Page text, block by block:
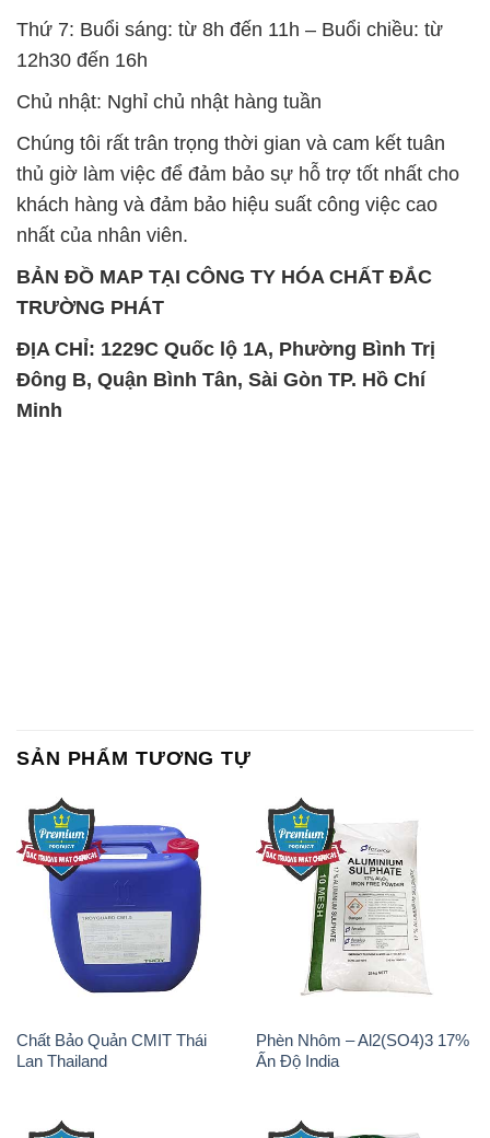
Thứ 7: Buổi sáng: từ 8h đến 11h – Buổi chiều: từ
12h30 đến 16h
Chủ nhật: Nghỉ chủ nhật hàng tuần
Chúng tôi rất trân trọng thời gian và cam kết tuân
thủ giờ làm việc để đảm bảo sự hỗ trợ tốt nhất cho
khách hàng và đảm bảo hiệu suất công việc cao
nhất của nhân viên.
BẢN ĐỒ MAP TẠI CÔNG TY HÓA CHẤT ĐẮC
TRƯỜNG PHÁT
ĐỊA CHỈ: 1229C Quốc lộ 1A, Phường Bình Trị
Đông B, Quận Bình Tân, Sài Gòn TP. Hồ Chí
Minh
SẢN PHẨM TƯƠNG TỰ
Chất Bảo Quản CMIT Thái
Lan Thailand
Phèn Nhôm – Al2(SO4)3 17%
Ấn Độ India